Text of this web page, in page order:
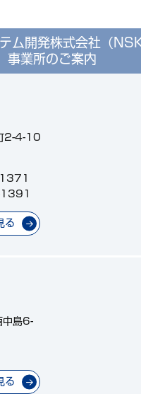
ム開発株式会社（NSK
事業所のご案内
2-4-10
る
中島6-
る